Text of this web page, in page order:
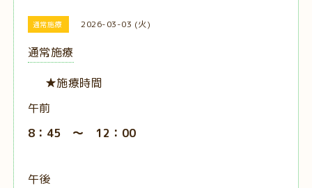
通常施療 2026-03-03 (火)
通常施療
★施療時間
午前
8：45 ～ 12：00
午後